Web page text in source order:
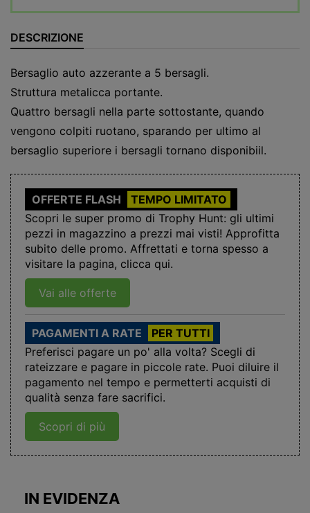
DESCRIZIONE
Bersaglio auto azzerante a 5 bersagli.
Struttura metalicca portante.
Quattro bersagli nella parte sottostante, quando
vengono colpiti ruotano, sparando per ultimo al
bersaglio superiore i bersagli tornano disponibiil.
OFFERTE FLASH
TEMPO LIMITATO
Scopri le super promo di Trophy Hunt: gli ultimi
pezzi in magazzino a prezzi mai visti! Approfitta
subito delle promo. Affrettati e torna spesso a
visitare la pagina, clicca qui.
Vai alle offerte
PAGAMENTI A RATE
PER TUTTI
Preferisci pagare un po' alla volta? Scegli di
rateizzare e pagare in piccole rate. Puoi diluire il
pagamento nel tempo e permetterti acquisti di
qualità senza fare sacrifici.
Scopri di più
IN EVIDENZA